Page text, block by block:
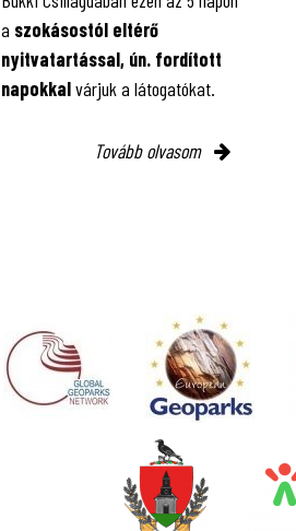
a szokásostól eltérő
nyitvatartással, ún. fordított
napokkalvárjuk a látogatókat.
Tovább olvasom